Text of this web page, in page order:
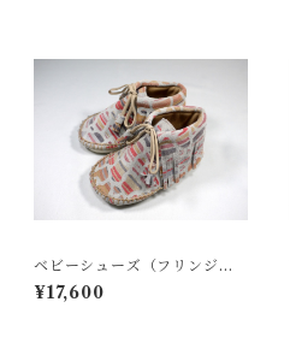
ベビーシューズ（フリンジモ
カシン）
¥17,600